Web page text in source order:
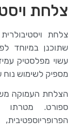
צלחת
צלחת
שתוכנן במיוחד
עשוי מפלסטיק
מספיק לשימוש נוח
הצלחת העמוקה
ספורט. מטרתו